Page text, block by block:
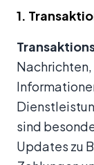
1.
sind
Updates zu